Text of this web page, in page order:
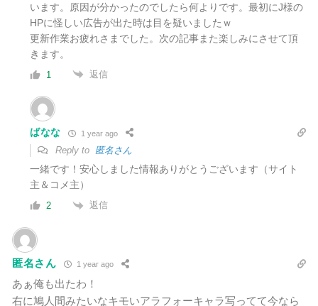
います。原因が分かったのでしたら何よりです。最初にJ様の
HPに怪しい広告が出た時は目を疑いましたｗ
更新作業お疲れさまでした。次の記事また楽しみにさせて頂
きます。
1 返信
ばなな 1 year ago
Reply to 匿名さん
一緒です！安心しました情報ありがとうございます（サイト
主＆コメ主）
2 返信
匿名さん 1 year ago
あぁ俺も出たわ！
右に鳩人間みたいなキモいアラフォーキャラ写ってて今なら